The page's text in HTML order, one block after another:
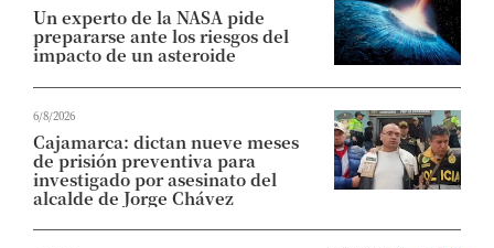
Un experto de la NASA pide
prepararse ante los riesgos del
impacto de un asteroide
6/8/2026
Cajamarca: dictan nueve meses
de prisión preventiva para
investigado por asesinato del
alcalde de Jorge Chávez